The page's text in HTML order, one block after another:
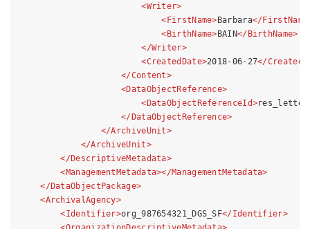
<Writer>
< FirstName> Barbara</FirstName
< BirthName> BAIN</ BirthName>
</Writer>
<CreatedDate>2018-06-27</
</Content>
<DataObjectReference>
< DataObjectReferenceId>
</ DataObjectReference>
</ArchiveUnit>
</ArchiveUnit>
</DescriptiveMetadata>
<ManagementMetadata></ManagementMetadata>
</DataObjectPackage>
<ArchivalAgency>
<Identifier>org_987654321_DGS_SF</Identifier>